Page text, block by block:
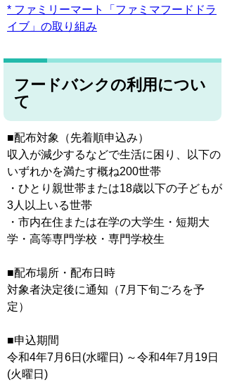
* ファミリーマート「ファミマフードドラ
イブ」の取り組み
フードバンクの利用につい
て
■配布対象（先着順申込み）
収入が減少するなどで生活に困り、以下の
いずれかを満たす概ね200世帯
・ひとり親世帯または18歳以下の子どもが
3人以上いる世帯
・市内在住または在学の大学生・短期大
学・高等専門学校・専門学校生
■配布場所・配布日時
対象者決定後に通知（7月下旬ごろを予
定）
■申込期間
令和4年7月6日(水曜日) ～令和4年7月19日
(火曜日)